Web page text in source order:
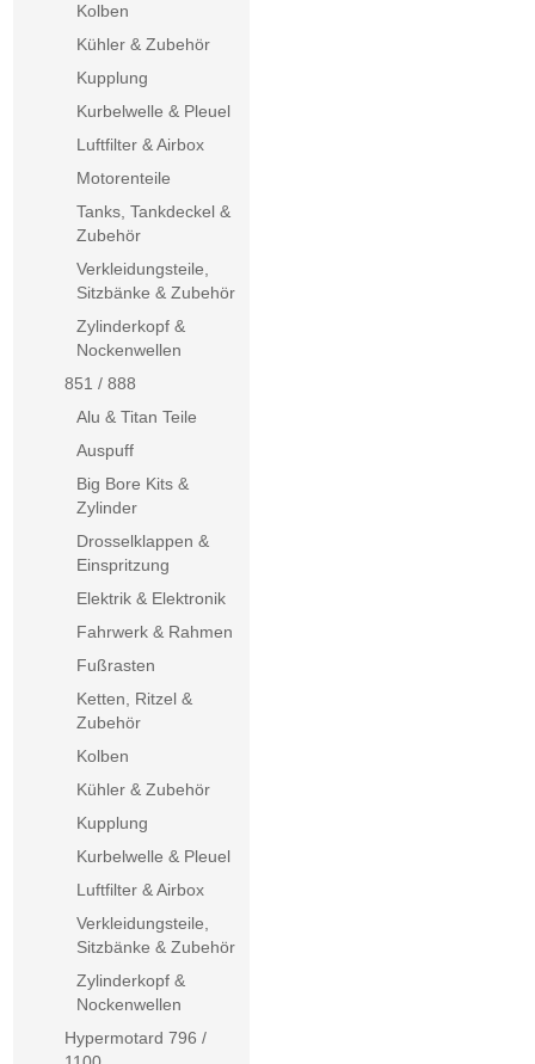
Kolben
Kühler & Zubehör
Kupplung
Kurbelwelle & Pleuel
Luftfilter & Airbox
Motorenteile
Tanks, Tankdeckel &
Zubehör
Verkleidungsteile,
Sitzbänke & Zubehör
Zylinderkopf &
Nockenwellen
851 / 888
Alu & Titan Teile
Auspuff
Big Bore Kits &
Zylinder
Drosselklappen &
Einspritzung
Elektrik & Elektronik
Fahrwerk & Rahmen
Fußrasten
Ketten, Ritzel &
Zubehör
Kolben
Kühler & Zubehör
Kupplung
Kurbelwelle & Pleuel
Luftfilter & Airbox
Verkleidungsteile,
Sitzbänke & Zubehör
Zylinderkopf &
Nockenwellen
Hypermotard 796 /